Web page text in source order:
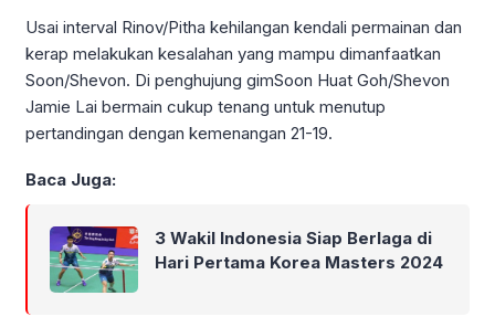
Usai interval Rinov/Pitha kehilangan kendali permainan dan
kerap melakukan kesalahan yang mampu dimanfaatkan
Soon/Shevon. Di penghujung gimSoon Huat Goh/Shevon
Jamie Lai bermain cukup tenang untuk menutup
pertandingan dengan kemenangan 21-19.
Baca Juga:
3 Wakil Indonesia Siap Berlaga di
Hari Pertama Korea Masters 2024